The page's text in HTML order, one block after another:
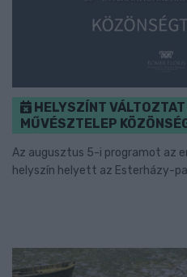
HELYSZÍNT
MŰVÉSZTELEP
Az augusztus 5-i programot az
helyszín helyett az Esterházy-